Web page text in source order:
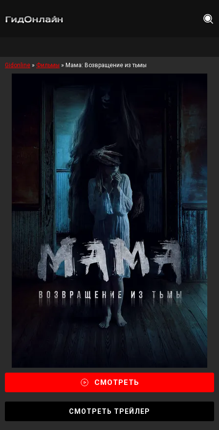
Gidonline » Фильмы » Мама: Возвращение из тьмы
СМОТРЕТЬ
СМОТРЕТЬ ТРЕЙЛЕР